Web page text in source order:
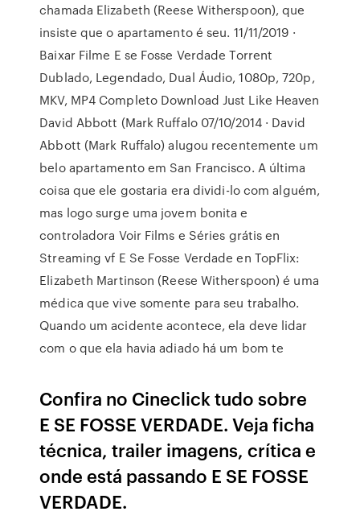
chamada Elizabeth (Reese Witherspoon), que
insiste que o apartamento é seu. 11/11/2019 ·
Baixar Filme E se Fosse Verdade Torrent
Dublado, Legendado, Dual Áudio, 1080p, 720p,
MKV, MP4 Completo Download Just Like Heaven
David Abbott (Mark Ruffalo 07/10/2014 · David
Abbott (Mark Ruffalo) alugou recentemente um
belo apartamento em San Francisco. A última
coisa que ele gostaria era dividi-lo com alguém,
mas logo surge uma jovem bonita e
controladora Voir Films e Séries grátis en
Streaming vf E Se Fosse Verdade en TopFlix:
Elizabeth Martinson (Reese Witherspoon) é uma
médica que vive somente para seu trabalho.
Quando um acidente acontece, ela deve lidar
com o que ela havia adiado há um bom te
Confira no Cineclick tudo sobre
E SE FOSSE VERDADE. Veja ficha
técnica, trailer imagens, crítica e
onde está passando E SE FOSSE
VERDADE.